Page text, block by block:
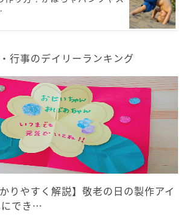
行事のデイリーランキング
りやすく解説】敬老の日の製作アイ
にでき…